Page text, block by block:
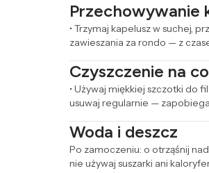
Przechowywanie
• Trzymaj kapelusz w suchej,
zawieszania za rondo — z
Czyszczenie na
• Używaj miękkiej szczotki do
usuwaj regularnie —
Woda i deszcz
Po zamoczeniu: o otrząśnij
nie używaj suszarki ani